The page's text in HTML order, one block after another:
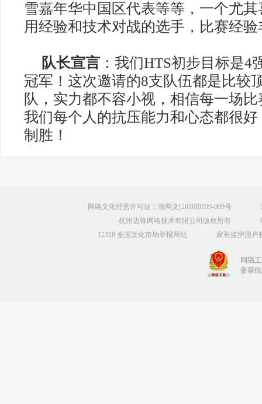
雪嘉年华中国区代表等等，一个尤
用经验和技术对战的选手，比赛经验
队长宣言 ：我们HTS初步目标是4
冠军！这次邀请的8支队伍都是比较
队，实力都不容小视，相信每一场
我们每个人的抗压能力和心态都很好
制胜！
网络文化经营许可证：浙网文[2016]0199-099号
杭州边锋网络技术有限公司版权所有
12318 全国文化市场举报网站
家长监护用户